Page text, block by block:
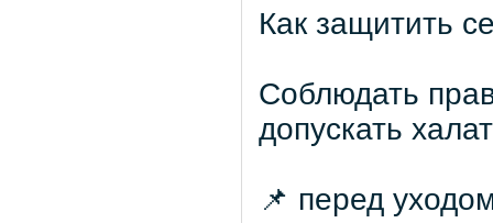
Как защитить
Соблюдать
допускать
📌 перед